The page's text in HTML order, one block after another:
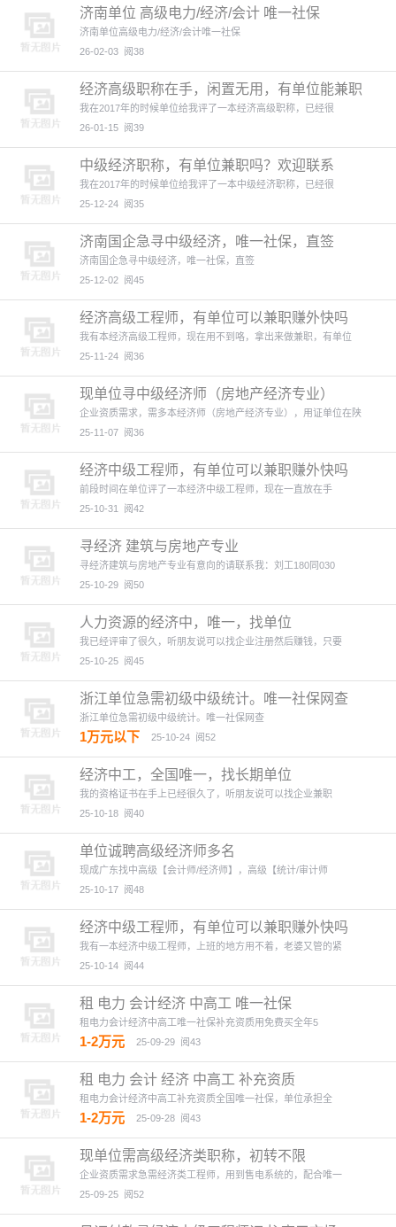
济南单位 高级电力/经济/会计 唯一社保
济南单位高级电力/经济/会计唯一社保
26-02-03 阅38
经济高级职称在手，闲置无用，有单位能兼职
吗
我在2017年的时候单位给我评了一本经济高级职称，已经很
26-01-15 阅39
中级经济职称，有单位兼职吗？欢迎联系
我在2017年的时候单位给我评了一本中级经济职称，已经很
25-12-24 阅35
济南国企急寻中级经济，唯一社保，直签
济南国企急寻中级经济，唯一社保，直签
25-12-02 阅45
经济高级工程师，有单位可以兼职赚外快吗
我有本经济高级工程师，现在用不到咯，拿出来做兼职，有单位
25-11-24 阅36
现单位寻中级经济师（房地产经济专业）
企业资质需求，需多本经济师（房地产经济专业），用证单位在陕
25-11-07 阅36
经济中级工程师，有单位可以兼职赚外快吗
前段时间在单位评了一本经济中级工程师，现在一直放在手
25-10-31
阅42
寻经济 建筑与房地产专业
寻经济建筑与房地产专业有意向的请联系我：刘工180同030
25-10-29 阅50
人力资源的经济中，唯一，找单位
我已经评审了很久，听朋友说可以找企业注册然后赚钱，只要
25-10-25 阅45
浙江单位急需初级中级统计。唯一社保网查
浙江单位急需初级中级统计。唯一社保网查
1万元以下 25-10-24 阅52
经济中工，全国唯一，找长期单位
我的资格证书在手上已经很久了，听朋友说可以找企业兼职
25-10-18 阅40
单位诚聘高级经济师多名
现成广东找中高级【会计师/经济师】，高级【统计/审计师
25-10-17 阅48
经济中级工程师，有单位可以兼职赚外快吗
我有一本经济中级工程师，上班的地方用不着，老婆又管的紧
25-10-14 阅44
租 电力 会计经济 中高工 唯一社保
租电力会计经济中高工唯一社保补充资质用免费买全年5
1-2万元 25-09-29 阅43
租 电力 会计 经济 中高工 补充资质
租电力会计经济中高工补充资质全国唯一社保，单位承担全
1-2万元 25-09-28 阅43
现单位需高级经济类职称，初转不限
企业资质需求急需经济类工程师，用到售电系统的，配合唯一
25-09-25 阅52